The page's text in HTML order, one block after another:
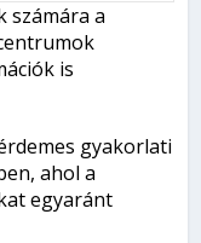
számára a
is
gyakorlati
ahol a
egyaránt